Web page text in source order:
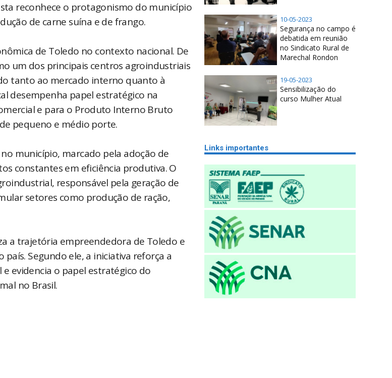
reconhece o protagonismo do município
de carne suína e de frango.
de Toledo no contexto nacional. De
um dos principais centros agroindustriais
tanto ao mercado interno quanto à
desempenha papel estratégico na
e para o Produto Interno Bruto
pequeno e médio porte.
município, marcado pela adoção de
constantes em eficiência produtiva. O
responsável pela geração de
setores como produção de ração,
a trajetória empreendedora de Toledo e
Segundo ele, a iniciativa reforça a
evidencia o papel estratégico do
no Brasil.
10-05-2023
Segurança no campo é
debatida em reunião
no Sindicato Rural de
Marechal Rondon
19-05-2023
Sensibilização do
curso Mulher Atual
Links importantes